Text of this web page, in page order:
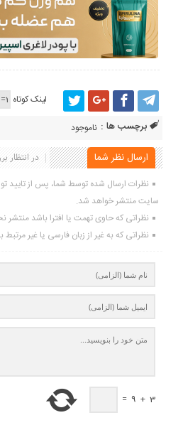
لینک کوتاه
برچسب ها : ناموجود
ارسال نظر شما
در انتظار
نظرات ارسال شده توسط شما، پس از تایید
سایت منتشر خواهد شد.
نظراتی که حاوی تهمت یا افترا باشد منتشر
نظراتی که به غیر از زبان فارسی یا غیر
3
+
9
=